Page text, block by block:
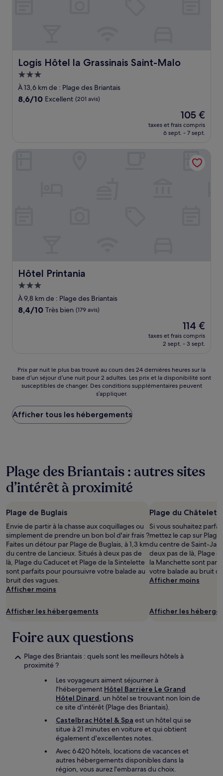
Logis Hôtel la Grassinais Saint-Malo
Logis Hôtel la Grassinais Saint-Malo
Hébergement
3.0 étoiles
À 13,6 km de : Plage des Briantais
8.6
8,6/10 Excellent (201 avis)
Le
nouveau
prix
de
105 €
105 €
taxes et frais compris
6 sept. - 7 sept.
Hôtel Printania
Hôtel Printania
Hébergement
3.0 étoiles
À 9,8 km de : Plage des Briantais
8.4
8,4/10 Très bien (179 avis)
Le
nouveau
prix
114 €
114 €
taxes et frais compris
2 sept. - 3 sept.
Prix
par
nuit
plus
bas
trouvé
heures
sur
la
séjour
d’une
nuit
pour
2 adultes.
Les
prix
et
la
disponibilité
susceptibles
changer.
Des
supplémentaires
peuvent
Prix par nuit le plus bas trouvé au cours des 24 dernières heures sur la
base d’un séjour d’une nuit pour 2 adultes. Les prix et la disponibilité sont
susceptibles de changer. Des conditions supplémentaires peuvent
s’appliquer.
Afficher tous les hébergements
Plage des Briantais : autres sites
d’intérêt à proximité
Plage de Buglais
Envie de partir à la chasse aux coquillages ou
simplement de prendre un bon bol d'air frais ?
Faites un détour par Plage de Buglais, à 1,3 km
du centre de Lancieux. Situés à deux pas de
là, Plage du Caducet et Plage de la Sintelette
sont parfaits pour poursuivre votre balade au
bruit des vagues.
Afficher moins
Afficher les hébergements
Plage du Châtelet
Si vous souhaitez
mettez le cap sur
du centre de Saint-
deux pas de là, Plage
la Manchette sont
votre balade au bruit
Afficher moins
Afficher les
Foire aux questions
Plage des Briantais : quels sont les meilleurs hôtels à
proximité ?
Les voyageurs aiment séjourner à
l'hébergement Hôtel Barrière Le Grand
Hôtel Dinard, un hôtel se trouvant non loin de
ce site d'intérêt (Plage des Briantais).
Castelbrac Hôtel & Spa est un hôtel qui se
situe à 21 minutes en voiture et qui obtient
également d'excellentes notes.
Avec 6 420 hôtels, locations de vacances et
autres hébergements disponibles dans la
région, vous aurez l'embarras du choix.